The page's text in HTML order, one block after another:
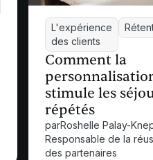
L'expérience
des clients
Comment la
stimule les
répétés
parRoshelle Palay-
Responsable de la
des partenaires